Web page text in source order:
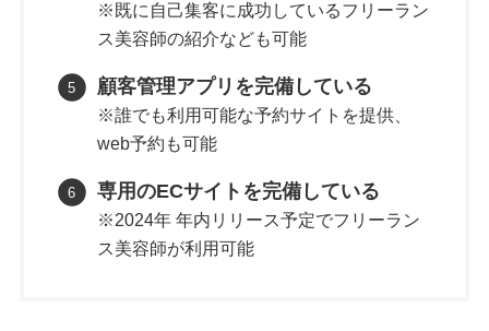
※既に自己集客に成功しているフリーラン
ス美容師の紹介なども可能
顧客管理アプリを完備している
※誰でも利用可能な予約サイトを提供、
web予約も可能
専用のECサイトを完備している
※2024年 年内リリース予定でフリーラン
ス美容師が利用可能